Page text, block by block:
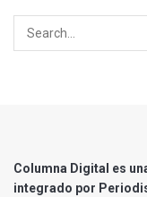
Columna Digital es
integrado por